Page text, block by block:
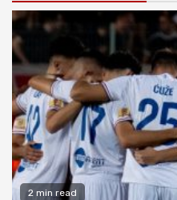
2 min read